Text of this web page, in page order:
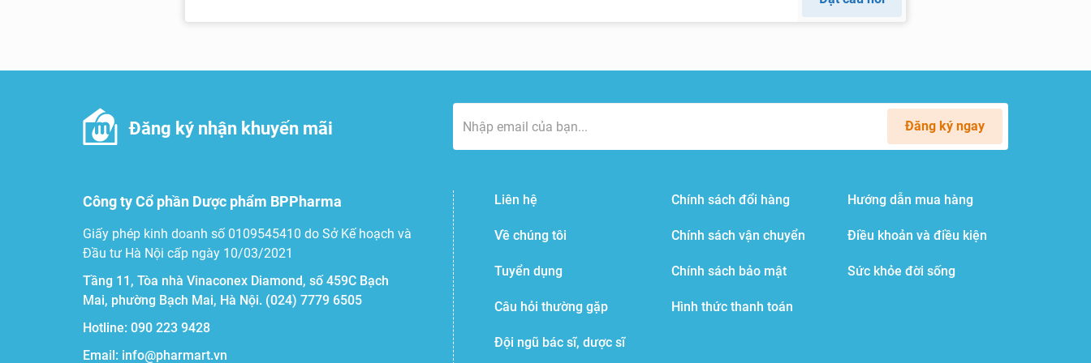
Đăng ký nhận khuyến mãi Đăng ký ngay
Công ty Cổ phần Dược phẩm BPPharma
Giấy phép kinh doanh số 0109545410 do Sở Kế hoạch và
Đầu tư Hà Nội cấp ngày 10/03/2021
Tầng 11, Tòa nhà Vinaconex Diamond, số 459C Bạch
Mai, phường Bạch Mai, Hà Nội. (024) 7779 6505
Hotline: 090 223 9428
Email: info@pharmart.vn
Liên hệ
Về chúng tôi
Tuyển dụng
Câu hỏi thường gặp
Đội ngũ bác sĩ, dược sĩ
Chính sách đổi hàng
Chính sách vận chuyển
Chính sách bảo mật
Hình thức thanh toán
Hướng dẫn mua hàng
Điều khoản và điều kiện
Sức khỏe đời sống